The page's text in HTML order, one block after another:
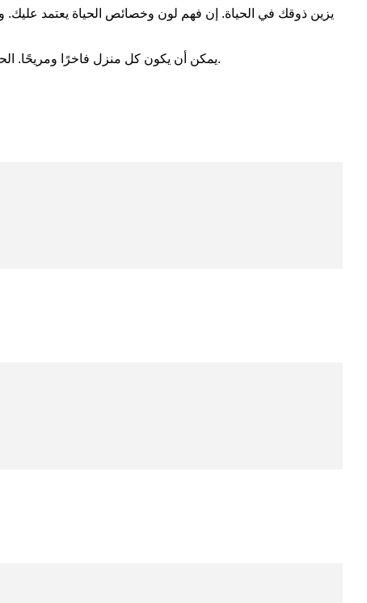
يزين ذوقك في الحياة. إن فهم لون وخصائص الحياة يعتمد عليك.
يمكن أن يكون كل منزل فاخرًا ومريحًا. الحياة هي أن تلبي حاجتك المزدوجة من الجوهر والروح بنوع من الطريقة الأكثر سعادة. ويمكنك أن تجد ذلك في أثاث جيمس بوند الكلاسيكي.